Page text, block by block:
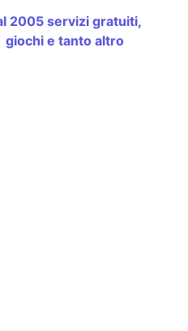
2005 servizi gratuiti,
giochi e tanto altro